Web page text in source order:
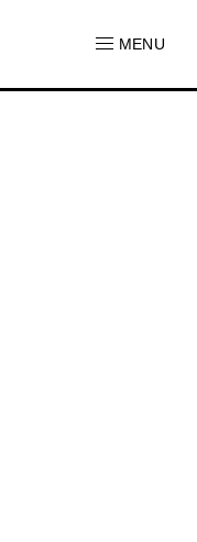
MENU